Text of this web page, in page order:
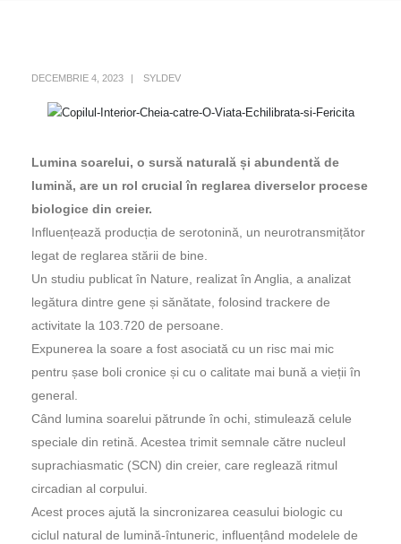
DECEMBRIE 4, 2023 SYLDEV
Lumina soarelui, o sursă naturală și abundentă de
lumină, are un rol crucial în reglarea diverselor procese
biologice din creier.
Influențează producția de serotonină, un neurotransmițător
legat de reglarea stării de bine.
Un studiu publicat în Nature, realizat în Anglia, a analizat
legătura dintre gene și sănătate, folosind trackere de
activitate la 103.720 de persoane.
Expunerea la soare a fost asociată cu un risc mai mic
pentru șase boli cronice și cu o calitate mai bună a vieții în
general.
Când lumina soarelui pătrunde în ochi, stimulează celule
speciale din retină. Acestea trimit semnale către nucleul
suprachiasmatic (SCN) din creier, care reglează ritmul
circadian al corpului.
Acest proces ajută la sincronizarea ceasului biologic cu
ciclul natural de lumină-întuneric, influențând modelele de